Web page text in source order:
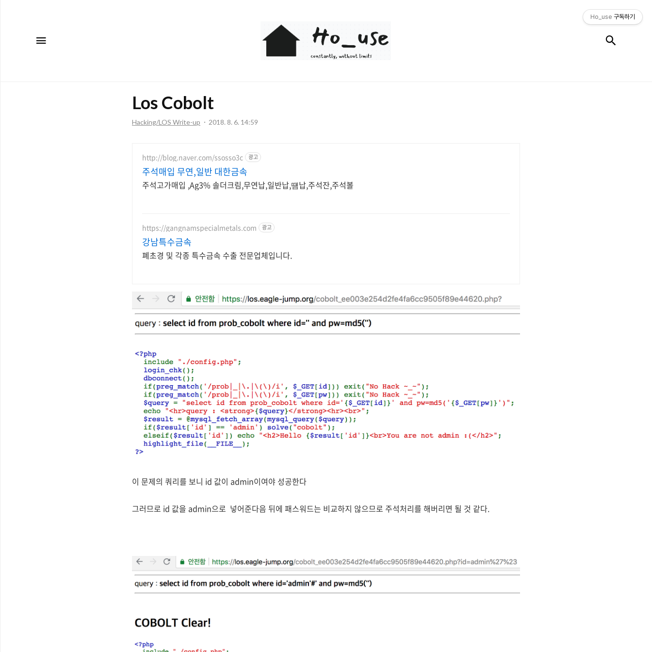
Ho_use
Los Cobolt
Hacking/LOS Write-up 2018. 8. 6. 14:59
http://blog.naver.com/ssosso3c 광고
주석매입 무연,일반 대한금속
주석고가매입 ,Ag3% 솔더크림,무연납,일반납,떔납,주석잔,주석볼
https://gangnamspecialmetals.com 광고
강남특수금속
폐초경 및 각종 특수금속 수출 전문업체입니다.
이 문제의 쿼리를 보니 id 값이 admin이여야 성공한다
그러므로 id 값을 admin으로 넣어준다음 뒤에 패스워드는 비교하지 않으므로 주석처리를 해버리면 될 것 같다.
Ho_use 구독하기